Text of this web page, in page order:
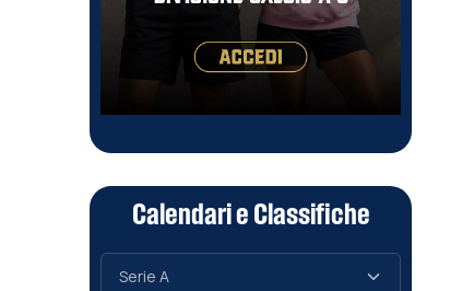
Calendari e Classifiche